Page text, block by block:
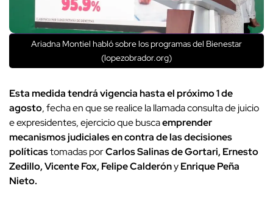
Ariadna Montiel habló sobre los programas del Bienestar
(lopezobrador.org)
Esta medida tendrá vigencia hasta el próximo 1 de
agosto, fecha en que se realice la llamada consulta de juicio
e expresidentes, ejercicio que buscaemprender
mecanismos judiciales en contra de las decisiones
políticastomadas porCarlos Salinas de Gortari, Ernesto
Zedillo, Vicente Fox, Felipe CalderónyEnrique Peña
Nieto.